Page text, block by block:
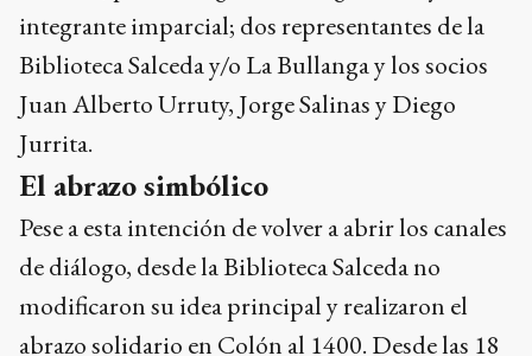
Jurrita.
El abrazo simbólico
Pese a esta intención de volver a abrir los canales
de diálogo, desde la Biblioteca Salceda no
modificaron su idea principal y realizaron el
abrazo solidario en Colón al 1400. Desde las 18
se convocaron feriantes, que ocuparon gran
parte de la vereda del club, incluso llegando a
metros del ingreso al polideportivo.